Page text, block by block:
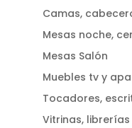
Camas,
Mesas noche,
Mesas Salón
Muebles tv y
Tocadores,
Vitrinas,